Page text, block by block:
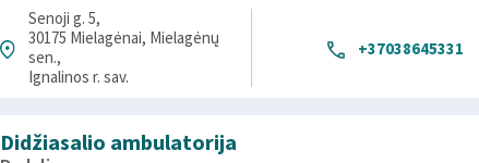
Senoji g. 5,
30175 Mielagėnai, Mielagėnų
sen.,
Ignalinos r. sav.
+37038645331
Didžiasalio ambulatorija